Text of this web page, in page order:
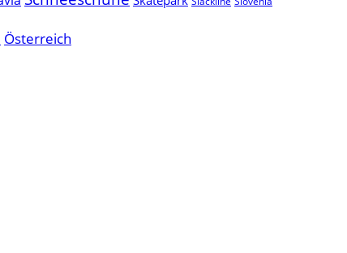
Österreich